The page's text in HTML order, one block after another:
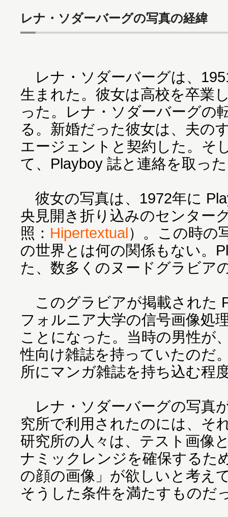
レナ・ソダーバーグの写真の経緯
レナ・ソダーバーグは、
生まれた。彼女は高校を卒業
った。レナ・ソダーバーグの
る。新婚だった彼女は、夫の
エージェントと契約した。そ
て、Playboy 誌と連絡を取っ
彼女の写真は、1972年に
央見開き折り込みのセンター
照： Hipertextual）。この時の
の世界とは何の関係もない。
た、数多くのヌードグラビア
このグラビアが掲載された
フォルニア大学の信号画像処
ことになった。当時の男性が
性向け雑誌を持っていたのだ
所にマンガ雑誌を持ち込む程
レナ・ソダーバーグの写真
究所で利用されたのには、そ
研究所の人々は、テスト画像
ナミックレンジを確保するた
の顔の画像」が欲しいと考え
そうした条件を満たすものだ